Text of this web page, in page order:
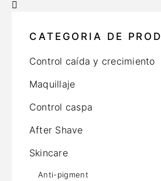
CATEGORIA DE
Control caída y crecimiento
Maquillaje
Control caspa
After Shave
Skincare
Anti-pigment